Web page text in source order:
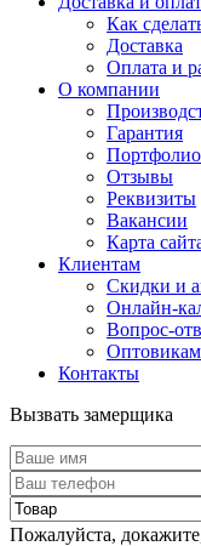
Как
Доставка
Оплата и
О компании
Гарантия
Портфолио
Отзывы
Реквизиты
Вакансии
Карта
Клиентам
Скидки и
Онлайн-
Вопрос-
Оптовикам
Контакты
Вызвать замерщика
Пожалуйста,